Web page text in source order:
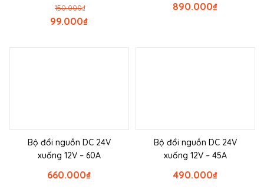
₫
150.000
₫
99.000
₫
890.000
Bộ đổi nguồn DC 24V
xuống 12V – 60A
₫
660.000
Bộ đổi nguồn DC 24V
xuống 12V – 45A
₫
490.000